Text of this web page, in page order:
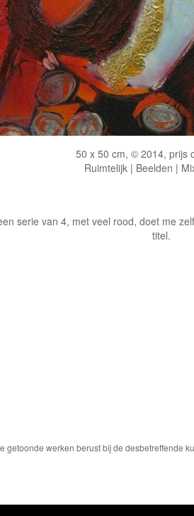
50 x 50 cm, © 2014, prijs
Ruimtelijk | Beelden |
serie van 4, met veel rood, doet me
titel.
getoonde werken berust bij de desbetreffende